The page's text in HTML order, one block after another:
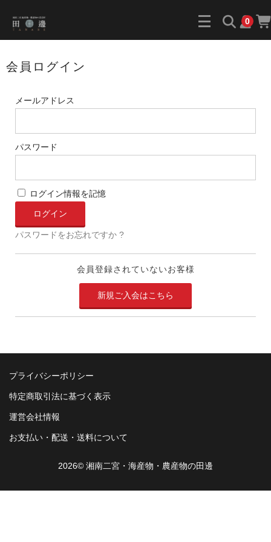
0
会員ログイン
メールアドレス
パスワード
ログイン情報を記憶
パスワードをお忘れですか ?
会員登録されていないお客様
新規ご入会はこちら
プライバシーポリシー
特定商取引法に基づく表示
運営会社情報
お支払い・配送・送料について
2026© 湘南二宮・海産物・農産物の田邊